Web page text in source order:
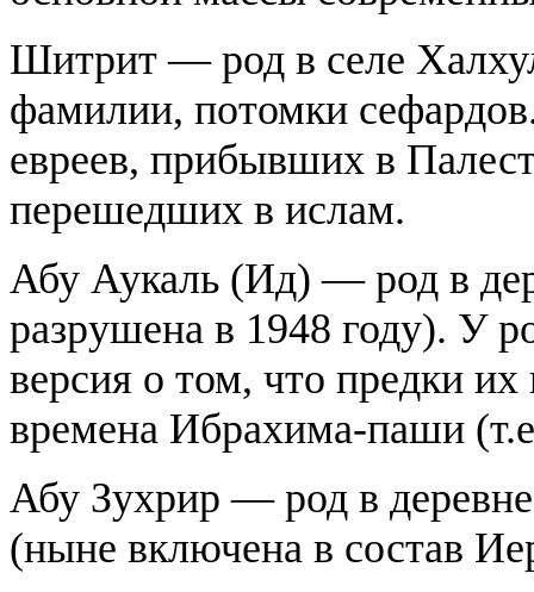
Шитрит — род в селе
фамилии, потомки
евреев, прибывших в
перешедших в ислам.
Абу Аукаль (Ид) — род в
разрушена в 1948 году). У
версия о том, что предки
времена Ибрахима-паши
Абу Зухрир — род в
(ныне включена в состав